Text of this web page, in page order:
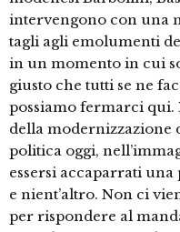
intervengono con una
tagli agli emolumenti
in un momento in cui
giusto che tutti se ne
possiamo fermarci qui.
della modernizzazione
politica oggi,
essersi accaparrati
e nient’altro. Non ci
per rispondere al